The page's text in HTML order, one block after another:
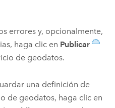
errores y, opcionalmente,
haga clic en Publicar
de geodatos.
una definición de
de geodatos, haga clic en